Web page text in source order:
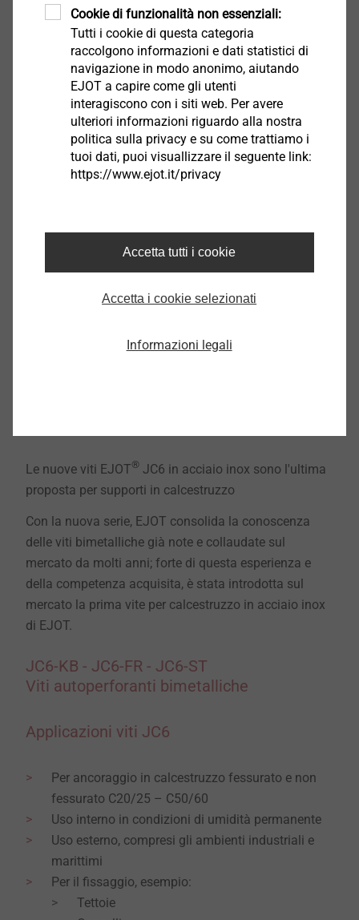
Disponibile in acciaio zincato o con
rivestimento in lega di zinco
Testa esagonale con flangia
Vite per calcestruzzo omologata ETA per
calcestruzzo fessurato e non fessurato
Tassello autofilettante per installazione
push-through
Ridotte forze di espansione, sono quindi
possibili piccole distanze dal bordo e dal
Due profondità di ancoraggio
Le nuove viti EJOT® JC6 in acciaio inox sono l'ultima
proposta per supporti in calcestruzzo
Con la nuova serie, EJOT consolida la conoscenza
delle viti bimetalliche già note e collaudate sul
mercato da molti anni; forte di questa esperienza e
della competenza acquisita, è stata introdotta sul
mercato la prima vite per calcestruzzo in acciaio inox
di EJOT.
JC6-KB - JC6-FR - JC6-ST
Viti autoperforanti bimetalliche
Applicazioni viti JC6
Per ancoraggio in calcestruzzo fessurato e non
fessurato C20/25 – C50/60
Uso interno in condizioni di umidità permanente
Uso esterno, compresi gli ambienti industriali e
marittimi
Per il fissaggio, esempio:
Tettoie
Cookie di funzionalità non essenziali:
Tutti i cookie di questa categoria
raccolgono informazioni e dati statistici di
navigazione in modo anonimo, aiutando
EJOT a capire come gli utenti
interagiscono con i siti web. Per avere
ulteriori informazioni riguardo alla nostra
politica sulla privacy e su come trattiamo i
tuoi dati, puoi visuallizzare il seguente link:
https://www.ejot.it/privacy
Accetta tutti i cookie
Accetta i cookie selezionati
Informazioni legali